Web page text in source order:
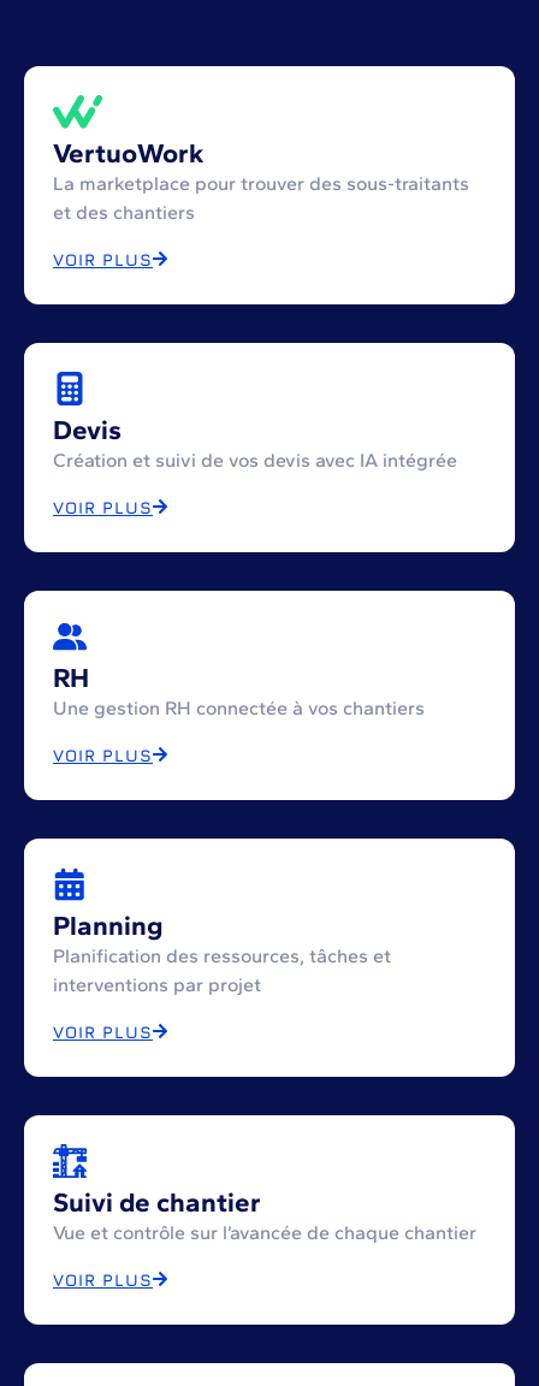
VertuoWork
La marketplace pour trouver des sous-traitants
et des chantiers
VOIR PLUS
Devis
Création et suivi de vos devis avec IA intégrée
VOIR PLUS
RH
Une gestion RH connectée à vos chantiers
VOIR PLUS
Planning
Planification des ressources, tâches et
interventions par projet
VOIR PLUS
Suivi de chantier
Vue et contrôle sur l’avancée de chaque chantier
VOIR PLUS